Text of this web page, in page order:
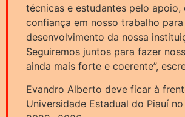
técnicas e estudantes pelo apoio,
confiança em nosso trabalho
desenvolvimento da nossa
Seguiremos juntos para fazer
ainda mais forte e coerente”,
Evandro Alberto deve ficar à
Universidade Estadual do Piauí